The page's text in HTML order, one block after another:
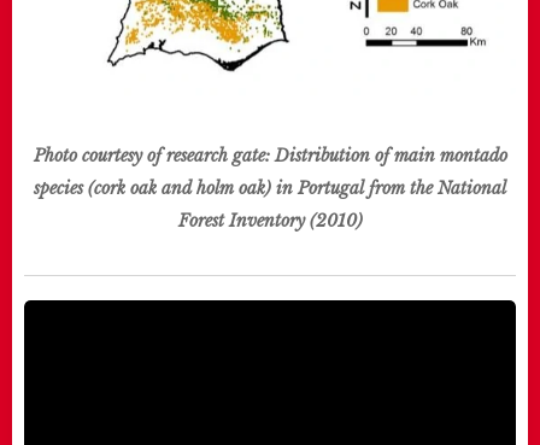
Photo courtesy of research gate:Distribution of main montado
species (cork oak and holm oak) in Portugal from the National
Forest Inventory (2010)